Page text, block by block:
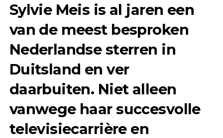
Sylvie Meis is al jaren een
van de meest besproken
Nederlandse sterren in
Duitsland en ver
daarbuiten. Niet alleen
vanwege haar succesvolle
televisiecarrière en